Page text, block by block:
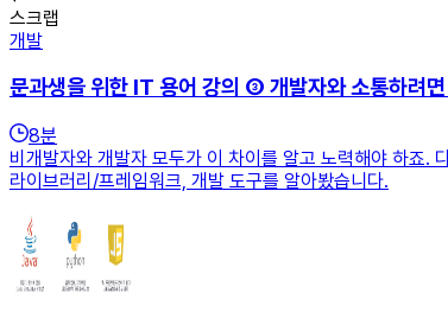
스크랩
개발
문과생을 위한 IT 용어 강의 ③ 개발자와 소통하려
8분
비개발자와 개발자 모두가 이 차이를 알고 노력해야 하죠.
라이브러리/프레임워크, 개발 도구를 알아봤습니다.